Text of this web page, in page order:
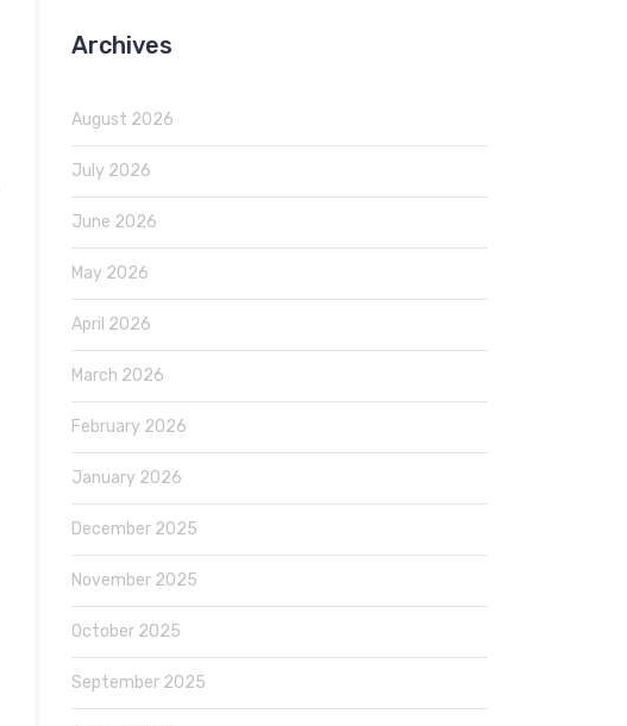
Archives
August 2026
July 2026
June 2026
May 2026
April 2026
March 2026
February 2026
January 2026
December 2025
November 2025
October 2025
September 2025